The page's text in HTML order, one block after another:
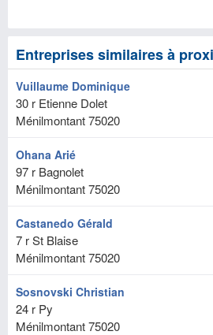
Entreprises similaires à
Vuillaume Dominique
30 r Etienne Dolet
Ménilmontant75020
Ohana Arié
97 r Bagnolet
Ménilmontant75020
Castanedo Gérald
7 r St Blaise
Ménilmontant75020
Sosnovski Christian
24 r Py
Ménilmontant75020